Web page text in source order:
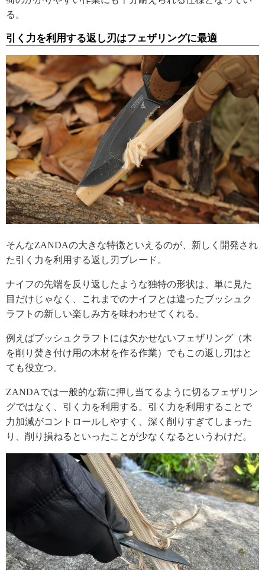
る。
引く力を利用する返し刃はフェザリングに最適
そんなZANDAの大きな特徴といえるのが、新しく開発され
た引く力を利用する返し刃ブレード。
ナイフの先端を反り返したような独特の形状は、単に見た
目だけじゃなく、これまでのナイフとは違ったブッシュク
ラフトの新しい楽しみ方を味わわせてくれる。
例えばブッシュクラフトには欠かせないフェザリング（木
を削り焚き付け用の木材を作る作業）でもこの返し刃はと
ても役立つ。
ZANDAでは一般的な薪に押し当てるように切るフェザリン
グではなく、引く力を利用する。引く力を利用することで
力加減がコントロールしやすく、深く削りすぎてしまった
り、削り損ねるといったことが少なくなるというわけだ。